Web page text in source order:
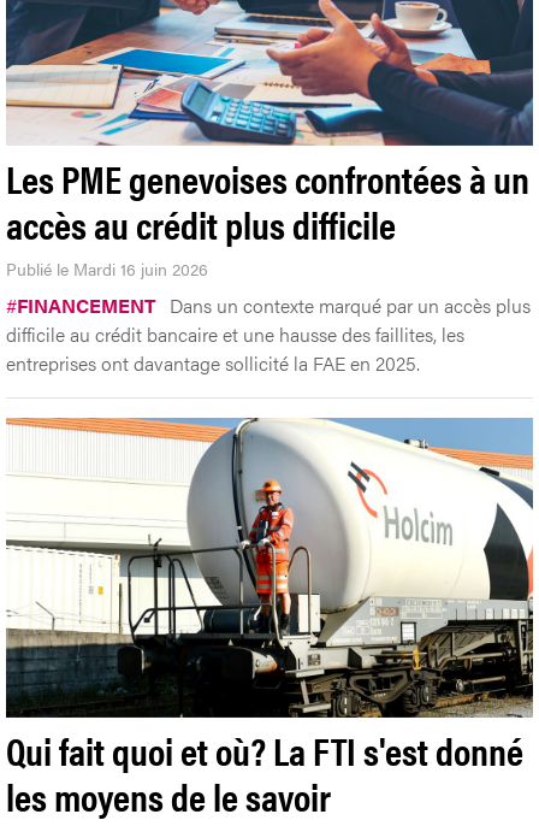
Les PME genevoises confrontées à un
accès au crédit plus difficile
Publié le Mardi 16 juin 2026
#FINANCEMENT Dans un contexte marqué par un accès plus
difficile au crédit bancaire et une hausse des faillites, les
entreprises ont davantage sollicité la FAE en 2025.
Qui fait quoi et où? La FTI s'est donné
les moyens de le savoir